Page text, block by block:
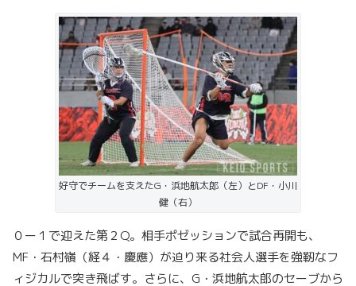
好守でチームを支えたG・浜地航太郎（左）とDF・小川
健（右）
０ー１で迎えた第２Q。相手ポゼッションで試合再開も、
MF・石村嶺（経４・慶應）が迫り来る社会人選手を強靭なフ
ィジカルで突き飛ばす。さらに、G・浜地航太郎のセーブから